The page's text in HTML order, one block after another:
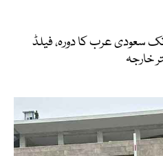
آج سے 8 اگست تک سعودی عرب کا دورہ، فیلڈ
خارجہ